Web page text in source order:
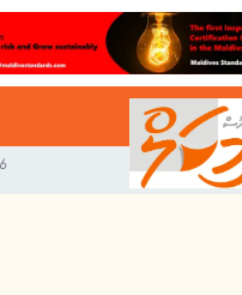
6 އޯގަސްޓް 2026